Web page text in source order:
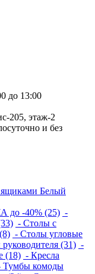
до 13:00
205, этаж-2
и без
Белый
-40% (25) -
- Столы с
- Столы угловые
(31) -
(18) - Кресла
Тумбы комоды